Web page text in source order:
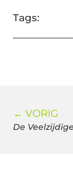
Tags:
← VORIG
De